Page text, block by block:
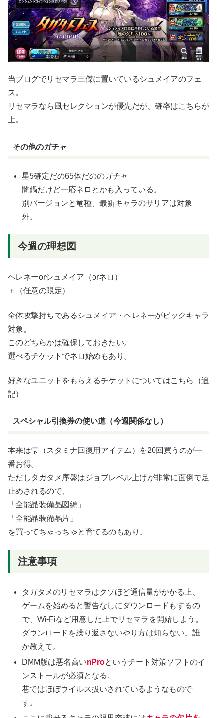
当ブログでリセマラ三傑に置いているシュメイアのフェ
ス。
リセマラなら風セレクションが優先だが、確率はこちらが
上。
その他のガチャ
星5確定だの65体だののガチャ
闇鍋だけど一応ネロとかも入っている。
別バージョンと竜種、最新キャラのサリアは対象
外。
今週の理想図
ヘレネーorシュメイア（orネロ）
＋（任意の限定）
全体攻撃持ちであるシュメイア・ヘレネーがピックキャラ
対象。
このどちらかは確保しておきたい。
選べるチケットでネロ始めもあり。
好きなユニットをもらえるチケットについてはこちら（追
記）
スペシャル引換券の使い道（今週関係なし）
本来は雫（スタミナ回復用アイテム）を20回買うのが一
番お得。
ただしタガタメ序盤はジョブレベル上げが非常に面倒で足
止めされるので、
「全能晶装備晶図編」
「全能晶装備晶片」
を買ってちゃっちゃと育てるのもあり。
注意事項
タガタメのリセマラはクソほど通信量がかかる上、
ゲームを始めると警告なしにダウンロードもするの
で、Wi-Fiなど用意した上でリセマラを開始しよう。
ダウンロードを繰り返さないやり方は知らない。誰
か教えて。
DMM版は悪名高いnProというチート対策ソフトのイ
ンストールが必須となる。
巷ではほぼウイルス扱いされているようなもので
す。